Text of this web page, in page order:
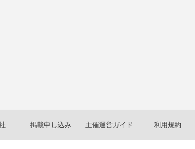
掲載申し込み 主催運営ガイド 利用規約